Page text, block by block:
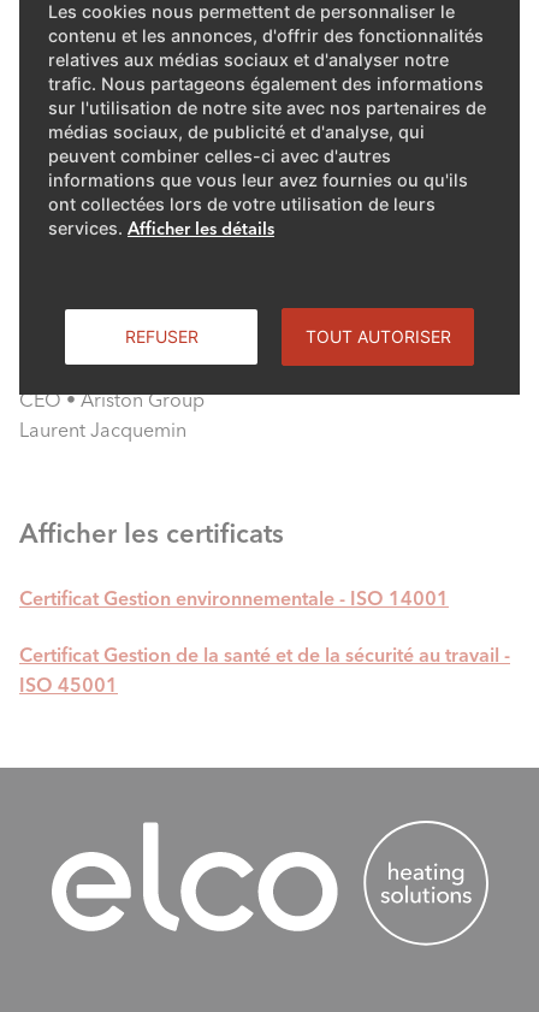
Les cookies nous permettent de personnaliser le
contenu et les annonces, d'offrir des fonctionnalités
relatives aux médias sociaux et d'analyser notre
trafic. Nous partageons également des informations
sur l'utilisation de notre site avec nos partenaires de
médias sociaux, de publicité et d'analyse, qui
peuvent combiner celles-ci avec d'autres
informations que vous leur avez fournies ou qu'ils
ont collectées lors de votre utilisation de leurs
services. Afficher les détails
REFUSER TOUT AUTORISER
attentes de toutes les parties concernées et de garantir la
sécurité et la santé de nos employés, de nos clients, de
nos prestataires et fournisseurs ainsi que des personnes
vivant dans les communautés au sein desquelles nous
opérons.
Il est de la responsabilité de chaque employé de
comprendre et de promouvoir ces directives, en
direction de toute condition dangereuse ou de toute
possibilité d’amélioration.
CEO • Ariston Group
Laurent Jacquemin
Afficher les certificats
Certificat Gestion environnementale - ISO 14001
Certificat Gestion de la santé et de la sécurité au travail -
ISO 45001